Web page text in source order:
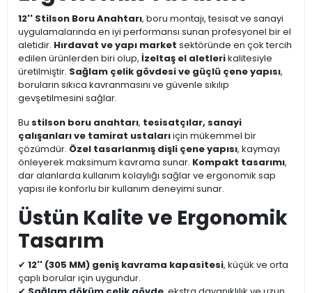
12'' Stilson Boru Anahtarı, boru montajı, tesisat ve sanayi
uygulamalarında en iyi performansı sunan profesyonel bir el
aletidir. Hırdavat ve yapı market sektöründe en çok tercih
edilen ürünlerden biri olup, İzeltaş el aletlerikalitesiyle
üretilmiştir. Sağlam çelik gövdesi ve güçlü çene yapısı,
boruların sıkıca kavranmasını ve güvenle sıkılıp
gevşetilmesini sağlar.
Bu stilson boru anahtarı, tesisatçılar, sanayi
çalışanları ve tamirat ustalarıiçin mükemmel bir
çözümdür. Özel tasarlanmış dişli çene yapısı, kaymayı
önleyerek maksimum kavrama sunar. Kompakt tasarımı,
dar alanlarda kullanım kolaylığı sağlar ve ergonomik sap
yapısı ile konforlu bir kullanım deneyimi sunar.
Üstün Kalite ve Ergonomik
Tasarım
✔ 12'' (305 MM) geniş kavrama kapasitesi, küçük ve orta
çaplı borular için uygundur.